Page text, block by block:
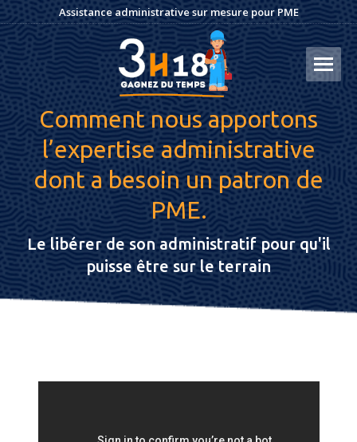
Assistance administrative sur mesure pour PME
Comment nous apportons
l’expertise administrative
dont a besoin un patron de
PME.
Le libérer de son administratif pour qu'il
puisse être sur le terrain